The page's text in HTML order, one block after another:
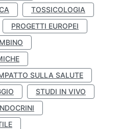
TOSSICOLOGIA
PROGETTI EUROPEI
SULLA SALUTE
STUDI IN VIVO